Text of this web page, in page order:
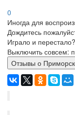
0
Иногда для
Дождитесь
Играло и
Выключить совсем:
Отзывы о